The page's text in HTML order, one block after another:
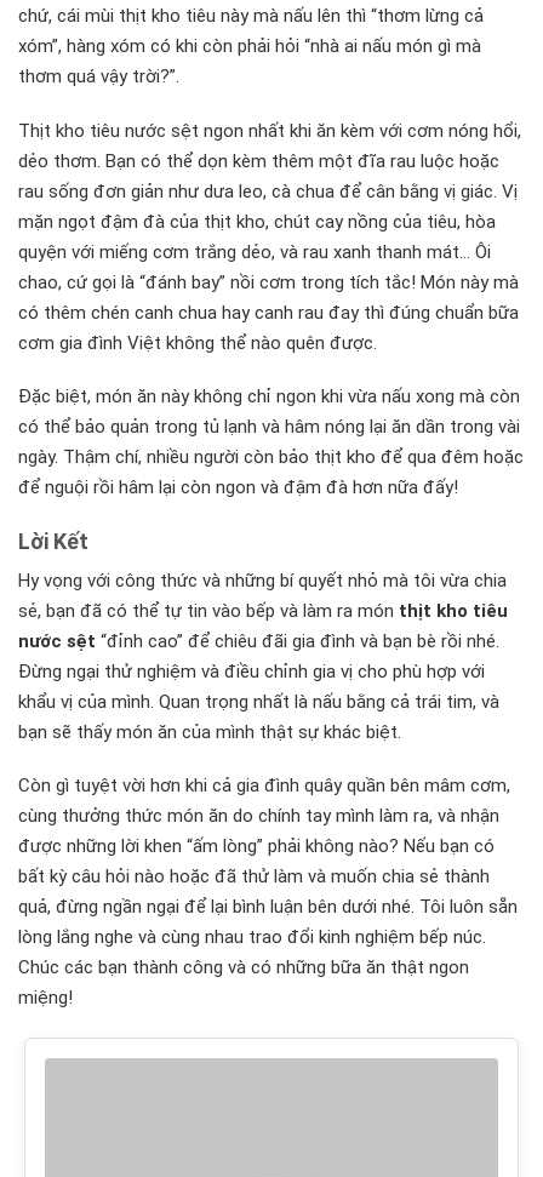
chứ, cái mùi thịt kho tiêu này mà nấu lên thì “thơm lừng cả
xóm”, hàng xóm có khi còn phải hỏi “nhà ai nấu món gì mà
thơm quá vậy trời?”.
Thịt kho tiêu nước sệt ngon nhất khi ăn kèm với cơm nóng hổi,
dẻo thơm. Bạn có thể dọn kèm thêm một đĩa rau luộc hoặc
rau sống đơn giản như dưa leo, cà chua để cân bằng vị giác. Vị
mặn ngọt đậm đà của thịt kho, chút cay nồng của tiêu, hòa
quyện với miếng cơm trắng dẻo, và rau xanh thanh mát… Ôi
chao, cứ gọi là “đánh bay” nồi cơm trong tích tắc! Món này mà
có thêm chén canh chua hay canh rau đay thì đúng chuẩn bữa
cơm gia đình Việt không thể nào quên được.
Đặc biệt, món ăn này không chỉ ngon khi vừa nấu xong mà còn
có thể bảo quản trong tủ lạnh và hâm nóng lại ăn dần trong vài
ngày. Thậm chí, nhiều người còn bảo thịt kho để qua đêm hoặc
để nguội rồi hâm lại còn ngon và đậm đà hơn nữa đấy!
Lời Kết
Hy vọng với công thức và những bí quyết nhỏ mà tôi vừa chia
sẻ, bạn đã có thể tự tin vào bếp và làm ra món thịt kho tiêu
nước sệt “đỉnh cao” để chiêu đãi gia đình và bạn bè rồi nhé.
Đừng ngại thử nghiệm và điều chỉnh gia vị cho phù hợp với
khẩu vị của mình. Quan trọng nhất là nấu bằng cả trái tim, và
bạn sẽ thấy món ăn của mình thật sự khác biệt.
Còn gì tuyệt vời hơn khi cả gia đình quây quần bên mâm cơm,
cùng thưởng thức món ăn do chính tay mình làm ra, và nhận
được những lời khen “ấm lòng” phải không nào? Nếu bạn có
bất kỳ câu hỏi nào hoặc đã thử làm và muốn chia sẻ thành
quả, đừng ngần ngại để lại bình luận bên dưới nhé. Tôi luôn sẵn
lòng lắng nghe và cùng nhau trao đổi kinh nghiệm bếp núc.
Chúc các bạn thành công và có những bữa ăn thật ngon
miệng!